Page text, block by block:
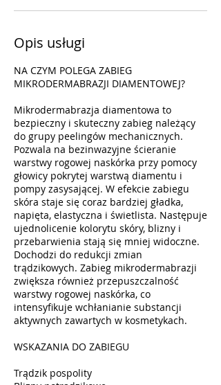
Opis usługi
NA CZYM POLEGA ZABIEG
MIKRODERMABRAZJI DIAMENTOWEJ?
Mikrodermabrazja diamentowa to
bezpieczny i skuteczny zabieg należący
do grupy peelingów mechanicznych.
Pozwala na bezinwazyjne ścieranie
warstwy rogowej naskórka przy pomocy
głowicy pokrytej warstwą diamentu i
pompy zasysającej. W efekcie zabiegu
skóra staje się coraz bardziej gładka,
napięta, elastyczna i świetlista. Następuje
ujednolicenie kolorytu skóry, blizny i
przebarwienia stają się mniej widoczne.
Dochodzi do redukcji zmian
trądzikowych. Zabieg mikrodermabrazji
zwiększa również przepuszczalność
warstwy rogowej naskórka, co
intensyfikuje wchłanianie substancji
aktywnych zawartych w kosmetykach.
WSKAZANIA DO ZABIEGU
Trądzik pospolity